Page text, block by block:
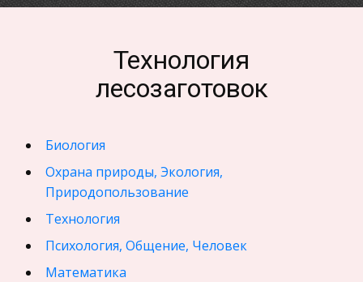
Технология
лесозаготовок
Биология
Охрана природы, Экология,
Природопользование
Технология
Психология, Общение, Человек
Математика